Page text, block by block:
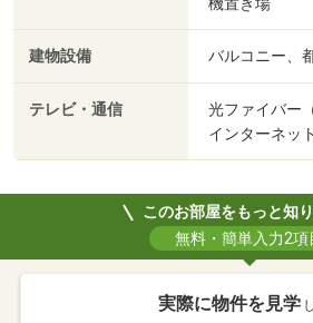
機置き場
建物設備 バルコニー、
テレビ・通信
光ファイバー
インターネッ
このお部屋をもっと知
無料・簡単入力2項
実際に物件を見学